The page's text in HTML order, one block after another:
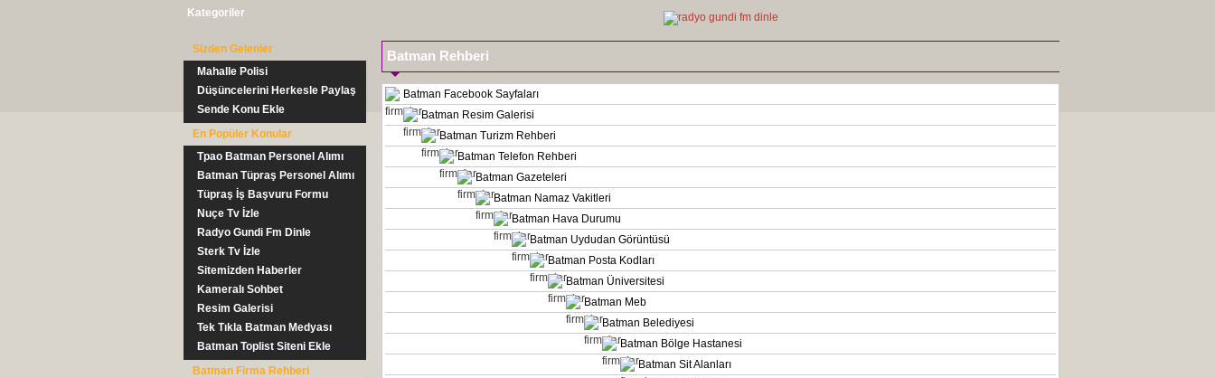
Kategoriler
Sizden Gelenler
Mahalle Polisi
Düşüncelerini Herkesle Paylaş
Sende Konu Ekle
En Popüler Konular
Tpao Batman Personel Alımı
Batman Tüpraş Personel Alımı
Tüpraş İş Başvuru Formu
Nuçe Tv İzle
Radyo Gundi Fm Dinle
Sterk Tv İzle
Sitemizden Haberler
Kameralı Sohbet
Resim Galerisi
Tek Tıkla Batman Medyası
Batman Toplist Siteni Ekle
Batman Firma Rehberi
Batman Rehberi
Batman Facebook Sayfaları
Batman Resim Galerisi
Batman Turizm Rehberi
Batman Telefon Rehberi
Batman Gazeteleri
Batman Namaz Vakitleri
Batman Hava Durumu
Batman Uydudan Görüntüsü
Batman Posta Kodları
Batman Üniversitesi
Batman Meb
Batman Belediyesi
Batman Bölge Hastanesi
Batman Sit Alanları